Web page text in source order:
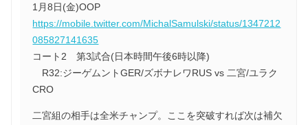
1月8日(金)OOP
https://mobile.twitter.com/MichalSamulski/status/1347212
085827141635
コート2 第3試合(日本時間午後6時以降)
R32:ジーゲムントGER/ズボナレワRUS vs 二宮/ユラク
CRO
二宮組の相手は全米チャンプ。ここを突破すれば次は補欠